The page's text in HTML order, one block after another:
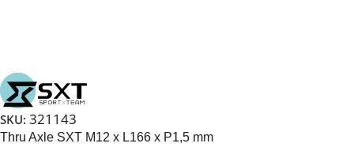
SKU: 321143
Thru Axle SXT M12 x L166 x P1,5 mm